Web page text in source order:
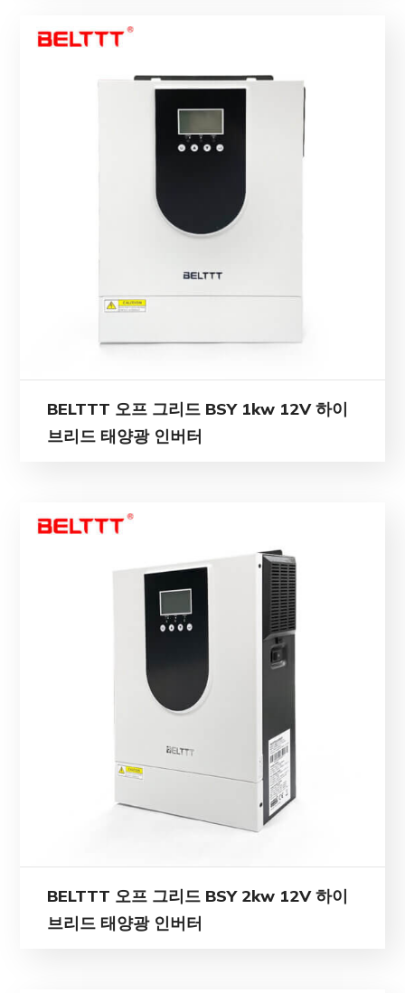
BELTTT 오프 그리드 BSY 1kw 12V 하이
브리드 태양광 인버터
BELTTT 오프 그리드 BSY 2kw 12V 하이
브리드 태양광 인버터